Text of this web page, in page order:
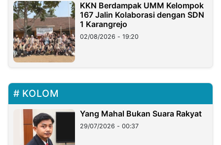
KKN Berdampak UMM Kelompok
167 Jalin Kolaborasi dengan SDN
1 Karangrejo
02/08/2026 - 19:20
KOLOM
Yang Mahal Bukan Suara Rakyat
29/07/2026 - 00:37